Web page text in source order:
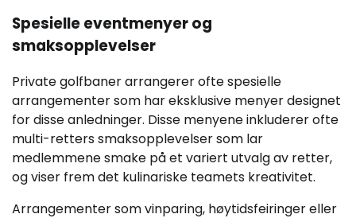
Spesielle eventmenyer og
smaksopplevelser
Private golfbaner arrangerer ofte spesielle
arrangementer som har eksklusive menyer designet
for disse anledninger. Disse menyene inkluderer ofte
multi-retters smaksopplevelser som lar
medlemmene smake på et variert utvalg av retter,
og viser frem det kulinariske teamets kreativitet.
Arrangementer som vinparing, høytidsfeiringer eller